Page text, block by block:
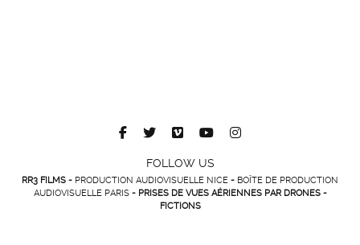
FOLLOW US
RR3 FILMS - PRODUCTION AUDIOVISUELLE NICE - BOÎTE DE PRODUCTION
AUDIOVISUELLE PARIS- PRISES DE VUES AÉRIENNES PAR DRONES -
FICTIONS